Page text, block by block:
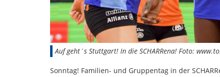
Auf geht´s Stuttgart! In die SCHARRena! Foto:
Sonntag! Familien- und Gruppentag in der